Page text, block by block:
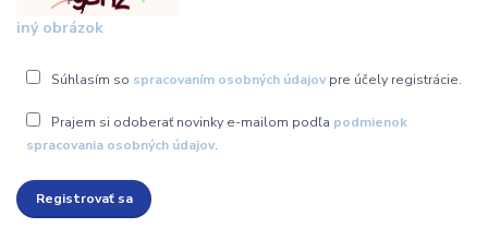
iný obrázok
Súhlasím so spracovaním osobných údajovpre účely registrácie.
Prajem si odoberať novinky e-mailom podľa podmienok
spracovania osobných údajov.
Registrovať sa